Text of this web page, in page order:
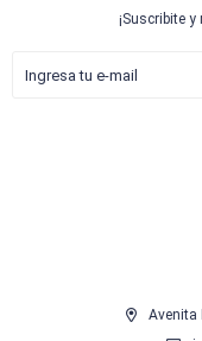
Avenita
¡Suscribite